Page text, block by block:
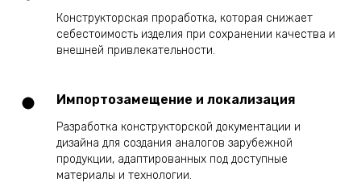
Конструкторская проработка, которая снижает
себестоимость изделия при сохранении качества и
внешней привлекательности.
Импортозамещение и локализация
Разработка конструкторской документации и
дизайна для создания аналогов зарубежной
продукции, адаптированных под доступные
материалы и технологии.